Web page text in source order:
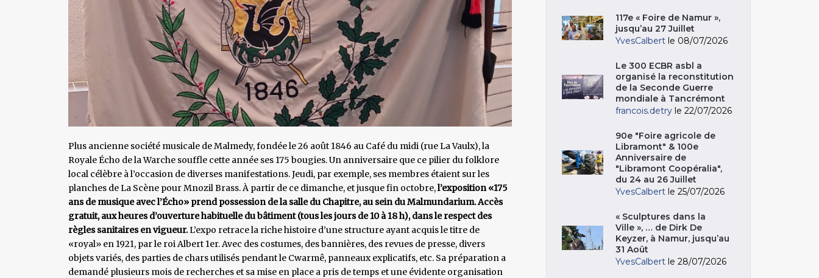
Plus ancienne société musicale de Malmedy, fondée le 26 août 1846 au Café du midi (rue La Vaulx), la
Royale Écho de la Warche souffle cette année ses 175 bougies. Un anniversaire que ce pilier du folklore
local célèbre à l’occasion de diverses manifestations. Jeudi, par exemple, ses membres étaient sur les
planches de La Scène pour Mnozil Brass. À partir de ce dimanche, et jusque fin octobre,l’exposition «175
ans de musique avec l’Écho» prend possession de la salle du Chapitre, au sein du Malmundarium. Accès
gratuit, aux heures d’ouverture habituelle du bâtiment (tous les jours de 10 à 18 h), dans le respect des
règles sanitaires en vigueur.L’expo retrace la riche histoire d’une structure ayant acquis le titre de
«royal» en 1921, par le roi Albert 1er. Avec des costumes, des bannières, des revues de presse, divers
objets variés, des parties de chars utilisés pendant le Cwarmê, panneaux explicatifs, etc. Sa préparation a
demandé plusieurs mois de recherches et sa mise en place a pris de temps et une évidente organisation
117e « Foire de Namur »,
jusqu’au 27 Juillet
YvesCalbert le 08/07/2026
Le 300 ECBR asbl a
organisé la reconstitution
de la Seconde Guerre
mondiale à Tancrémont
francois.detry le 22/07/2026
90e "Foire agricole de
Libramont" & 100e
Anniversaire de
"Libramont Coopéralia",
du 24 au 26 Juillet
YvesCalbert le 25/07/2026
« Sculptures dans la
Ville », … de Dirk De
Keyzer, à Namur, jusqu’au
31 Août
YvesCalbert le 28/07/2026